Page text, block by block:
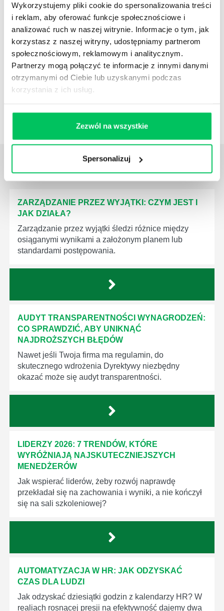
Wykorzystujemy pliki cookie do spersonalizowania treści
i reklam, aby oferować funkcje społecznościowe i
analizować ruch w naszej witrynie. Informacje o tym, jak
korzystasz z naszej witryny, udostępniamy partnerom
społecznościowym, reklamowym i analitycznym.
Partnerzy mogą połączyć te informacje z innymi danymi
otrzymanymi od Ciebie lub uzyskanymi podczas
korzystania z ich usług.
Zezwól na wszystkie
Spersonalizuj
ZOBACZ SZKOLENIE
NEWSLETTER HR
Zapisz się na nasz narzędziowy newsletter
dla praktyków HR
. Rozwijaj się z partnerem,
który naprawdę rozumie HR i biznes
OSTATNIE ARTYKUŁY
z tej strefy wiedzy
ZARZĄDZANIE PRZEZ WYJĄTKI: CZYM JEST I
JAK DZIAŁA?
Zarządzanie przez wyjątki śledzi różnice między
osiąganymi wynikami a założonym planem lub
standardami postępowania.
AUDYT TRANSPARENTNOŚCI WYNAGRODZEŃ:
CO SPRAWDZIĆ, ABY UNIKNĄĆ
NAJDROŻSZYCH BŁĘDÓW
Nawet jeśli Twoja firma ma regulamin, do
skutecznego wdrożenia Dyrektywy niezbędny
okazać może się audyt transparentności.
LIDERZY 2026: 7 TRENDÓW, KTÓRE
WYRÓŻNIAJĄ NAJSKUTECZNIEJSZYCH
MENEDŻERÓW
Jak wspierać liderów, żeby rozwój naprawdę
przekładał się na zachowania i wyniki, a nie kończył
się na sali szkoleniowej?
AUTOMATYZACJA W HR: JAK ODZYSKAĆ
CZAS DLA LUDZI
Jak odzyskać dziesiątki godzin z kalendarzy HR? W
realiach rosnącej presji na efektywność dajemy dwa